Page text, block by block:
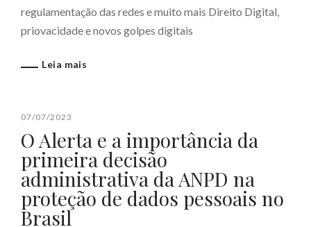
regulamentação das redes e muito mais Direito Digital,
priovacidade e novos golpes digitais
Leia mais
07/07/2023
O Alerta e a importância da
primeira decisão
administrativa da ANPD na
proteção de dados pessoais no
Brasil